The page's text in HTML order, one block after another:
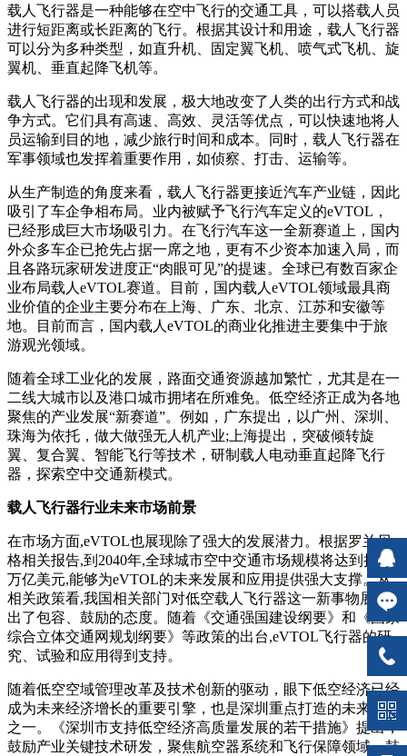
载人飞行器是一种能够在空中飞行的交通工具，可以搭载人员
进行短距离或长距离的飞行。根据其设计和用途，载人飞行器
可以分为多种类型，如直升机、固定翼飞机、喷气式飞机、旋
翼机、垂直起降飞机等。
载人飞行器的出现和发展，极大地改变了人类的出行方式和战
争方式。它们具有高速、高效、灵活等优点，可以快速地将人
员运输到目的地，减少旅行时间和成本。同时，载人飞行器在
军事领域也发挥着重要作用，如侦察、打击、运输等。
从生产制造的角度来看，载人飞行器更接近汽车产业链，因此
吸引了车企争相布局。业内被赋予飞行汽车定义的eVTOL，
已经形成巨大市场吸引力。在飞行汽车这一全新赛道上，国内
外众多车企已抢先占据一席之地，更有不少资本加速入局，而
且各路玩家研发进度正“肉眼可见”的提速。全球已有数百家企
业布局载人eVTOL赛道。目前，国内载人eVTOL领域最具商
业价值的企业主要分布在上海、广东、北京、江苏和安徽等
地。目前而言，国内载人eVTOL的商业化推进主要集中于旅
游观光领域。
随着全球工业化的发展，路面交通资源越加繁忙，尤其是在一
二线大城市以及港口城市拥堵在所难免。低空经济正成为各地
聚焦的产业发展“新赛道”。例如，广东提出，以广州、深圳、
珠海为依托，做大做强无人机产业;上海提出，突破倾转旋
翼、复合翼、智能飞行等技术，研制载人电动垂直起降飞行
器，探索空中交通新模式。
载人飞行器行业未来市场前景
在市场方面,eVTOL也展现除了强大的发展潜力。根据罗兰贝
格相关报告,到2040年,全球城市空中交通市场规模将达到接近1
万亿美元,能够为eVTOL的未来发展和应用提供强大支撑。从
相关政策看,我国相关部门对低空载人飞行器这一新事物展现
出了包容、鼓励的态度。随着《交通强国建设纲要》和《国家
综合立体交通网规划纲要》等政策的出台,eVTOL飞行器的研
究、试验和应用得到支持。
随着低空空域管理改革及技术创新的驱动，眼下低空经济已经
成为未来经济增长的重要引擎，也是深圳重点打造的未来产业
之一。《深圳市支持低空经济高质量发展的若干措施》提出，
鼓励产业关键技术研发，聚焦航空器系统和飞行保障领域，鼓